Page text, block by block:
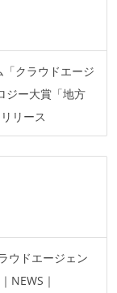
クラウドエージ
ジー大賞「地方
リース
ウドエージェン
NEWS｜